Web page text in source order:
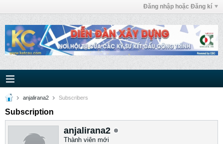
Đăng nhập hoặc Đăng kí
anjalirana2 Subscribers
Subscription
anjalirana2
Thành viên mới